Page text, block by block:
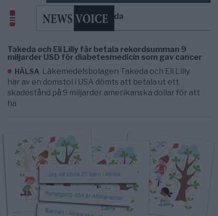
Takeda
Takeda och Eli Lilly får betala rekordsumman 9
miljarder USD för diabetesmedicin som gav cancer
HÄLSA Läkemedelsbolagen Takeda och Eli Lilly
har av en domstol i USA dömts att betala ut ett
skadestånd på 9 miljarder amerikanska dollar för att
ha